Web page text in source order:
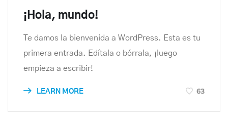
¡Hola, mundo!
Te damos la bienvenida a WordPress. Esta es tu
primera entrada. Edítala o bórrala, ¡luego
empieza a escribir!
LEARN MORE 63